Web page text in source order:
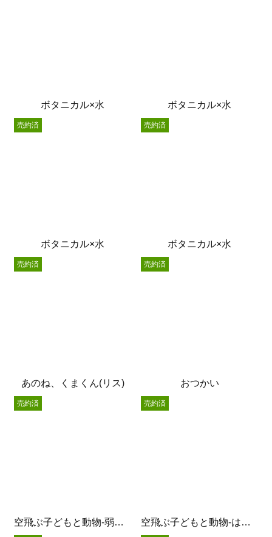
ボタニカル×水 ボタニカル×水
ボタニカル×水
売約済
ボタニカル×水
売約済
あのね、くまくん(リス)
売約済
おつかい
売約済
空飛ぶ子どもと動物-弱虫オオカミと王子様-
売約済
空飛ぶ子どもと動物-はらぺこねこさん-
売約済